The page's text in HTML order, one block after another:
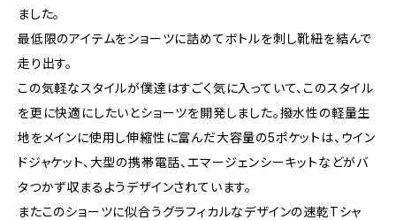
ました。
最低限のアイテムをショーツに詰めてボトルを刺し靴紐を結んで
走り出す。
この気軽なスタイルが僕達はすごく気に入っていて、このスタイル
を更に快適にしたいとショーツを開発しました。撥水性の軽量生
地をメインに使用し伸縮性に富んだ大容量の5ポケットは、ウイン
ドジャケット、大型の携帯電話、エマージェンシーキットなどがバ
タつかず収まるようデザインされています。
またこのショーツに似合うグラフィカルなデザインの速乾Tシャ